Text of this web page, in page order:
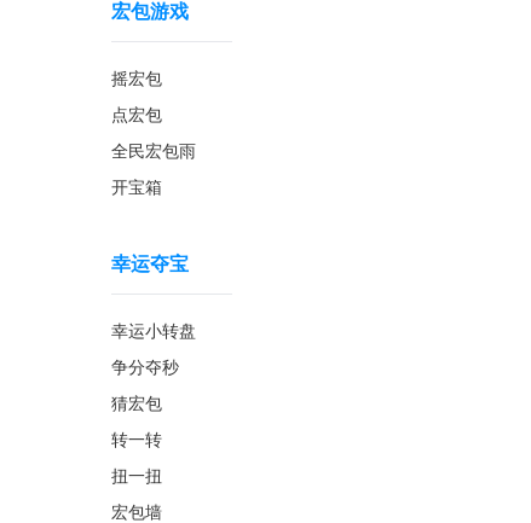
宏包游戏
摇宏包
点宏包
全民宏包雨
开宝箱
幸运夺宝
幸运小转盘
争分夺秒
猜宏包
转一转
扭一扭
宏包墙